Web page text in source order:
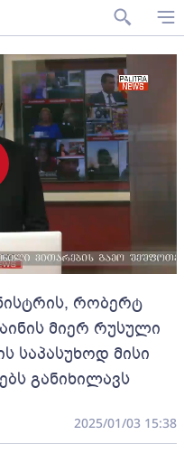
რობერტ
მიერ რუსული
საპასუხოდ მისი
განიხილავს
2025/01/03 15:38